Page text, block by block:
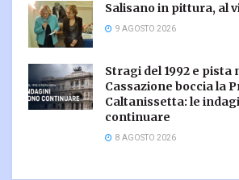
Salisano in pittura, al
9 AGOSTO 2026
Stragi del 1992 e pista
Cassazione boccia la
Caltanissetta: le
continuare
8 AGOSTO 2026